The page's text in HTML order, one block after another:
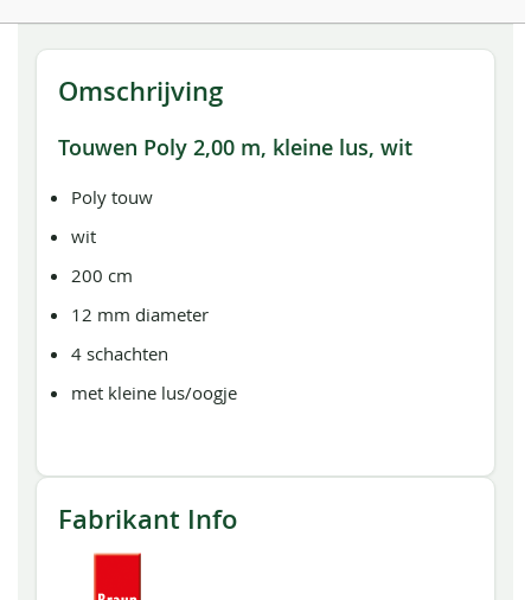
Omschrijving
Touwen Poly 2,00 m, kleine lus, wit
Poly touw
wit
200 cm
12 mm diameter
4 schachten
met kleine lus/oogje
Fabrikant Info